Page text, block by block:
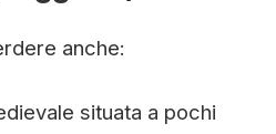
anche:
situata a pochi